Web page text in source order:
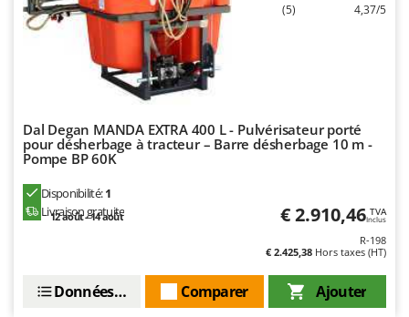
Ninja
Novatec
Novital
NuovaFac
O
Oliviero
Omas
(5) 4,37/5
Dal Degan MANDA EXTRA 400 L - Pulvérisateur porté
pour désherbage à tracteur – Barre désherbage 10 m -
Pompe BP 60K
Disponibilité:1
Livraison gratuite
12 août - 14 août € 2.910,46 TVA
Inclus
R-198
€ 2.425,38 Hors taxes (HT)
Ajouter
Comparer
Données techniques